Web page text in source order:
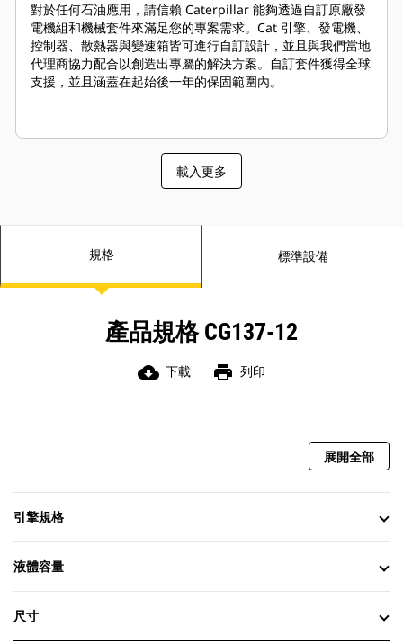
對於任何石油應用，請信賴 Caterpillar 能夠透過自訂原廠發
電機組和機械套件來滿足您的專案需求。Cat 引擎、發電機、
控制器、散熱器與變速箱皆可進行自訂設計，並且與我們當地
代理商協力配合以創造出專屬的解決方案。自訂套件獲得全球
支援，並且涵蓋在起始後一年的保固範圍內。
載入更多
規格 標準設備
產品規格 CG137-12
cloud_download 下載 print 列印
展開全部
引擎規格
液體容量
尺寸